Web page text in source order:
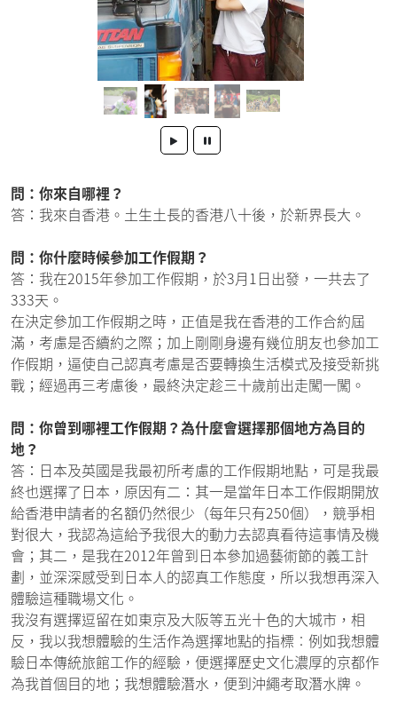
問：你來自哪裡？
答：我來自香港。土生土長的香港八十後，於新界長大。
問：你什麼時候參加工作假期？
答：我在2015年參加工作假期，於3月1日出發，一共去了
333天。
在決定參加工作假期之時，正值是我在香港的工作合約屆
滿，考慮是否續約之際；加上剛剛身邊有幾位朋友也參加工
作假期，逼使自己認真考慮是否要轉換生活模式及接受新挑
戰；經過再三考慮後，最終決定趁三十歲前出走闖一闖。
問：你曾到哪裡工作假期？為什麼會選擇那個地方為目的
地？
答：日本及英國是我最初所考慮的工作假期地點，可是我最
終也選擇了日本，原因有二：其一是當年日本工作假期開放
給香港申請者的名額仍然很少（每年只有250個），競爭相
對很大，我認為這給予我很大的動力去認真看待這事情及機
會；其二，是我在2012年曾到日本參加過藝術節的義工計
劃，並深深感受到日本人的認真工作態度，所以我想再深入
體驗這種職場文化。
我沒有選擇逗留在如東京及大阪等五光十色的大城市，相
反，我以我想體驗的生活作為選擇地點的指標︰例如我想體
驗日本傳統旅館工作的經驗，便選擇歷史文化濃厚的京都作
為我首個目的地；我想體驗潛水，便到沖繩考取潛水牌。